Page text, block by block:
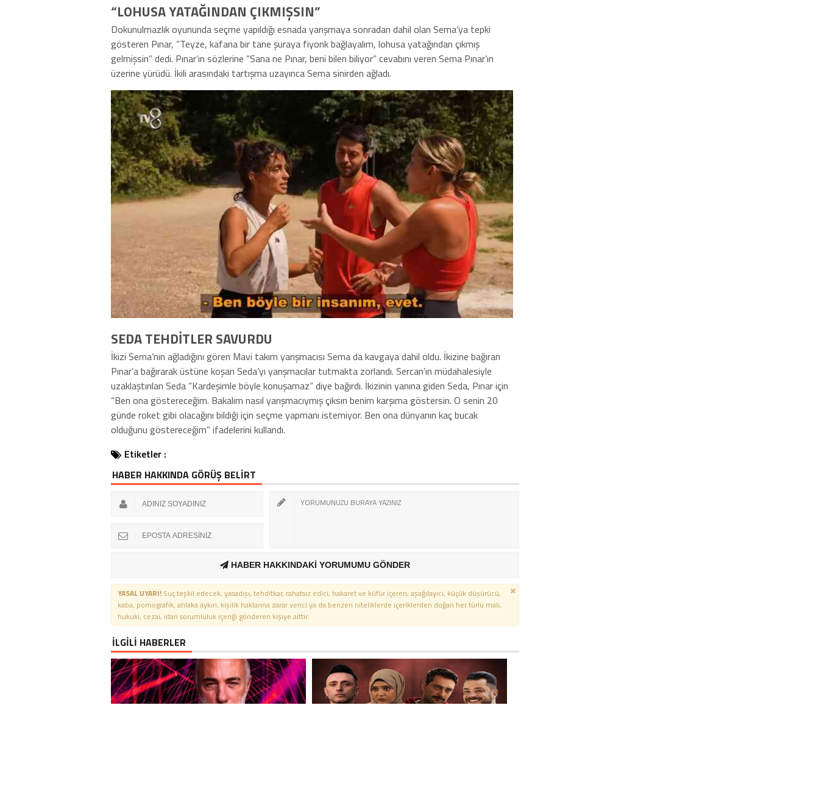
“LOHUSA YATAĞINDAN ÇIKMIŞSIN”
Dokunulmazlık oyununda seçme yapıldığı esnada yarışmaya sonradan dahil olan Sema’ya tepki
gösteren Pınar, “Teyze, kafana bir tane şuraya fiyonk bağlayalım, lohusa yatağından çıkmış
gelmişsin” dedi. Pınar’ın sözlerine “Sana ne Pınar, beni bilen biliyor” cevabını veren Sema Pınar’ın
üzerine yürüdü. İkili arasındaki tartışma uzayınca Sema sinirden ağladı.
SEDA TEHDİTLER SAVURDU
İkizi Sema’nın ağladığını gören Mavi takım yarışmacısı Sema da kavgaya dahil oldu. İkizine bağıran
Pınar’a bağırarak üstüne koşan Seda’yı yarışmacılar tutmakta zorlandı. Sercan’ın müdahalesiyle
uzaklaştırılan Seda “Kardeşimle böyle konuşamaz” diye bağırdı. İkizinin yanına giden Seda, Pınar için
“Ben ona göstereceğim. Bakalım nasıl yarışmacıymış çıksın benim karşıma göstersin. O senin 20
günde roket gibi olacağını bildiği için seçme yapmanı istemiyor. Ben ona dünyanın kaç bucak
olduğunu göstereceğim” ifadelerini kullandı.
Etiketler :
HABER HAKKINDA GÖRÜŞ BELİRT
HABER HAKKINDAKİ YORUMUMU GÖNDER
YASAL UYARI! Suç teşkil edecek, yasadışı, tehditkar, rahatsız edici, hakaret ve küfür içeren, aşağılayıcı, küçük düşürücü,
kaba, pornografik, ahlaka aykırı, kişilik haklarına zarar verici ya da benzeri niteliklerde içeriklerden doğan her türlü mali,
hukuki, cezai, idari sorumluluk içeriği gönderen kişiye aittir.
İLGİLİ HABERLER